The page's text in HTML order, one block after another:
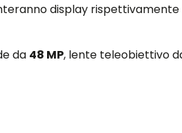
display rispettivamente
da 48 MP, lente teleobiettivo